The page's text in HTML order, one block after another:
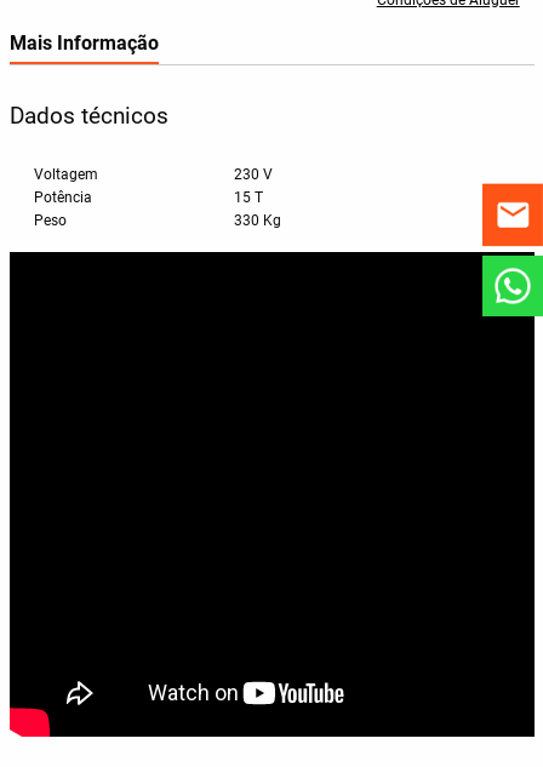
Mais Informação
Dados técnicos
Voltagem
230 V
Potência
15 T
Peso
330 Kg